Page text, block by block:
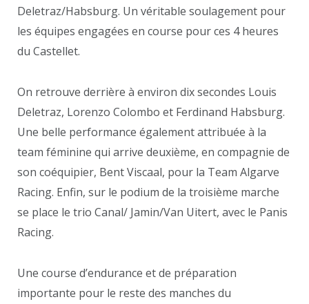
Deletraz/Habsburg. Un véritable soulagement pour
les équipes engagées en course pour ces 4 heures
du Castellet.
On retrouve derrière à environ dix secondes Louis
Deletraz, Lorenzo Colombo et Ferdinand Habsburg.
Une belle performance également attribuée à la
team féminine qui arrive deuxième, en compagnie de
son coéquipier, Bent Viscaal, pour la Team Algarve
Racing. Enfin, sur le podium de la troisième marche
se place le trio Canal/ Jamin/Van Uitert, avec le Panis
Racing.
Une course d’endurance et de préparation
importante pour le reste des manches du